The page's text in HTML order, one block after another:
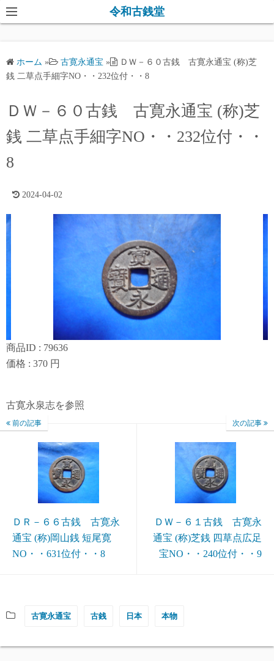
コ
ン
ツ
ッ
令和古銭堂
ホーム » 古寛永通宝 »
ＤＷ－６０古銭 古寛永通宝 (称)芝
銭 二草点手細字NO・・232位付・・8
ＤＷ－６０古銭 古寛永通宝 (称)芝
銭 二草点手細字NO・・232位付・・
8
2024-04-02
商品ID : 79636
価格 : 370 円
古寛永泉志を参照
前の記事
ＤＲ－６６古銭 古寛永
通宝 (称)岡山銭 短尾寛
NO・・631位付・・8
次の記事
ＤＷ－６１古銭 古寛永
通宝 (称)芝銭 四草点広足
宝NO・・240位付・・9
古寛永通宝 古銭 日本 本物